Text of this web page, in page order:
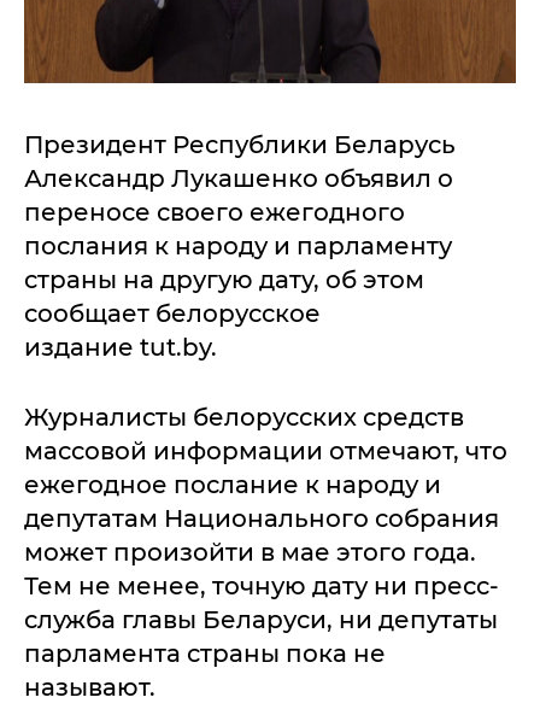
Президент Республики Беларусь
Александр Лукашенко объявил о
переносе своего ежегодного
послания к народу и парламенту
страны на другую дату, об этом
сообщает белорусское
издание tut.by.
Журналисты белорусских средств
массовой информации отмечают, что
ежегодное послание к народу и
депутатам Национального собрания
может произойти в мае этого года.
Тем не менее, точную дату ни пресс-
служба главы Беларуси, ни депутаты
парламента страны пока не
называют.